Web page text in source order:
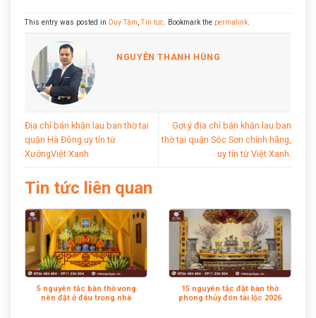
This entry was posted in Duy Tâm ,Tin tức . Bookmark the permalink
NGUYỄN THANH HÙNG
Địa chỉ bán khăn lau ban thờ tại
quận Hà Đông uy tín từ
XưởngViệt Xanh
Gợi ý địa chỉ bán khăn lau ban
thờ tại quận Sóc Sơn chính hãng,
uy tín từ Việt Xanh.
Tin tức liên quan
5 nguyên tắc bàn thờ vong
nên đặt ở đâu trong nhà
15 nguyên tắc đặt bàn thờ
phong thủy đón tài lộc 2026